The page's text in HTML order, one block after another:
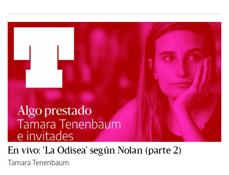
En vivo: 'La Odisea' según Nolan (parte 2)
Tamara Tenenbaum